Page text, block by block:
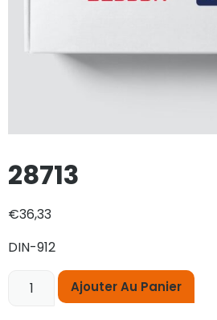
28713
€36,33
DIN-912
Ajouter Au Panier